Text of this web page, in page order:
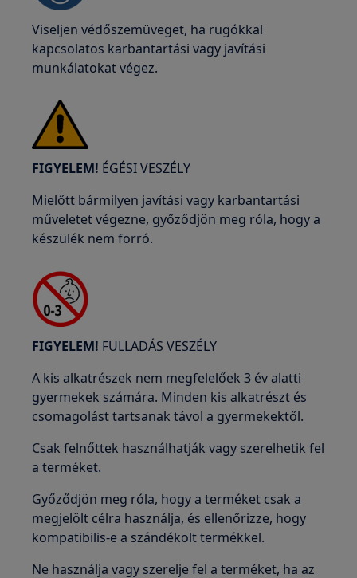
Viseljen védőszemüveget, ha rugókkal
kapcsolatos karbantartási vagy javítási
munkálatokat végez.
FIGYELEM! ÉGÉSI VESZÉLY
Mielőtt bármilyen javítási vagy karbantartási
műveletet végezne, győződjön meg róla, hogy a
készülék nem forró.
FIGYELEM! FULLADÁS VESZÉLY
A kis alkatrészek nem megfelelőek 3 év alatti
gyermekek számára. Minden kis alkatrészt és
csomagolást tartsanak távol a gyermekektől.
Csak felnőttek használhatják vagy szerelhetik fel
a terméket.
Győződjön meg róla, hogy a terméket csak a
megjelölt célra használja, és ellenőrizze, hogy
kompatibilis-e a szándékolt termékkel.
Ne használja vagy szerelje fel a terméket, ha az